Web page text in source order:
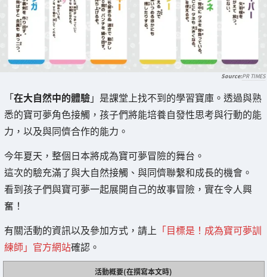
PR TIMES
「在大自然中的體驗」是課堂上找不到的學習寶庫。透過與熟
悉的寶可夢角色接觸，孩子們將能培養自發性思考與行動的能
力，以及與同儕合作的能力。
今年夏天，整個日本將成為寶可夢冒險的舞台。
這次的驗充滿了與大自然接觸、與同儕聯繫和成長的機會。
看到孩子們與寶可夢一起展開自己的故事冒險，實在令人興
奮！
有關活動的資訊以及參加方式，請上 「目標是！成為寶可夢訓
練師」官方網站確認。
活動概要(在撰寫本文時)